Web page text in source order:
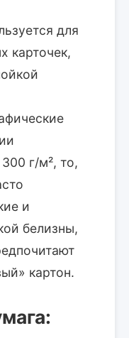
для
карточек,
г/м², то,
и
белизны,
картон.